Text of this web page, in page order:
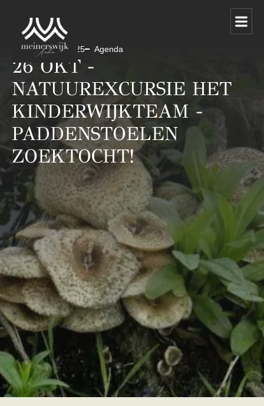
22 september 2025 Agenda
26 OKT -
NATUUREXCURSIE HET
KINDERWIJKTEAM -
PADDENSTOELEN
ZOEKTOCHT!